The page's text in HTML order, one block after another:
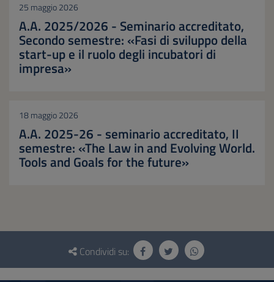
25 maggio 2026
A.A. 2025/2026 - Seminario accreditato,
Secondo semestre: «Fasi di sviluppo della
start-up e il ruolo degli incubatori di
impresa»
18 maggio 2026
A.A. 2025-26 - seminario accreditato, II
semestre: «The Law in and Evolving World.
Tools and Goals for the future»
Questionario
social
Condividi su: